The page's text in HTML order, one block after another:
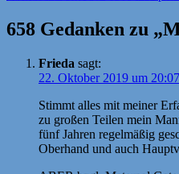
658 Gedanken zu
Frieda sagt:
22. Oktober 2019 um
Stimmt alles mit meiner
zu großen Teilen mein
fünf Jahren regelmäßig
Oberhand und auch